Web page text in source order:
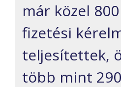
már közel
fizetési
teljesítettek,
több mint